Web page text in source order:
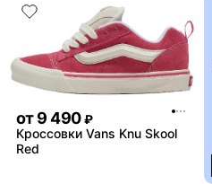
от9 490 ₽
Кроссовки Vans Knu Skool
Red